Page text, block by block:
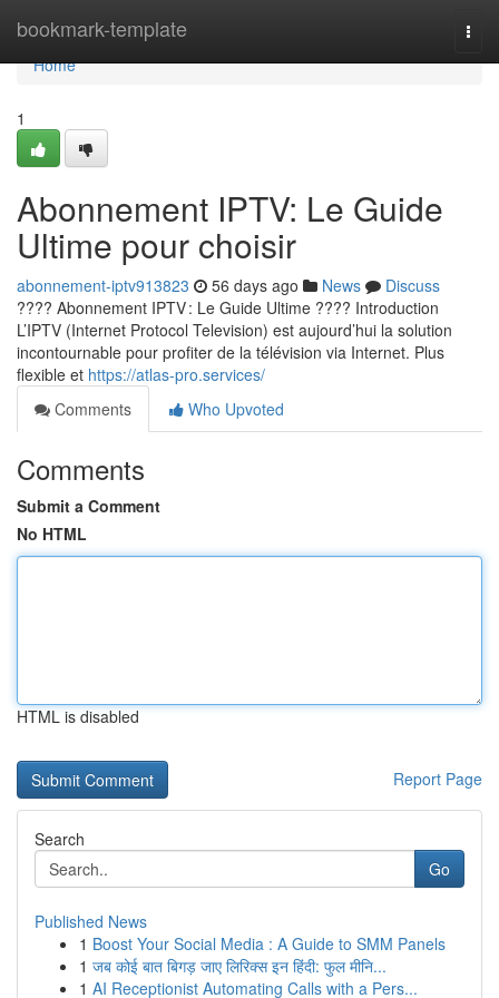
bookmark-template
Home
Home
1
Abonnement IPTV: Le Guide
Ultime pour choisir
abonnement-iptv913823 56 days ago News
Discuss
???? Abonnement IPTV : Le Guide Ultime ???? Introduction
L’IPTV (Internet Protocol Television) est aujourd’hui la solution
incontournable pour profiter de la télévision via Internet. Plus
flexible et https://atlas-pro.services/
Comments
Who Upvoted
Comments
Submit a Comment
No HTML
HTML is disabled
Report Page
Search
Go
Published News
1 Boost Your Social Media : A Guide to SMM Panels
1 जब कोई बात बिगड़ जाए लिरिक्स इन हिंदी: फुल मीनि...
1 AI Receptionist Automating Calls with a Pers...